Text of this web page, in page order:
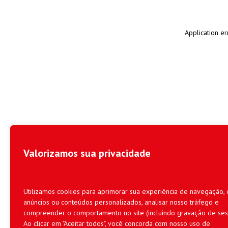
Valorizamos sua privacidade
Utilizamos cookies para aprimorar sua experiência de navegação,
anúncios ou conteúdos personalizados, analisar nosso tráfego e
compreender o comportamento no site (incluindo gravação de
Ao clicar em "Aceitar todos", você concorda com nosso uso de
Application